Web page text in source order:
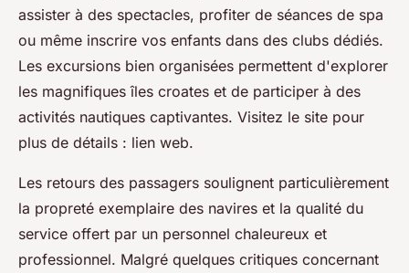
assister à des spectacles, profiter de séances de spa
ou même inscrire vos enfants dans des clubs dédiés.
Les excursions bien organisées permettent d'explorer
les magnifiques îles croates et de participer à des
activités nautiques captivantes. Visitez le site pour
plus de détails : lien web.
Les retours des passagers soulignent particulièrement
la propreté exemplaire des navires et la qualité du
service offert par un personnel chaleureux et
professionnel. Malgré quelques critiques concernant